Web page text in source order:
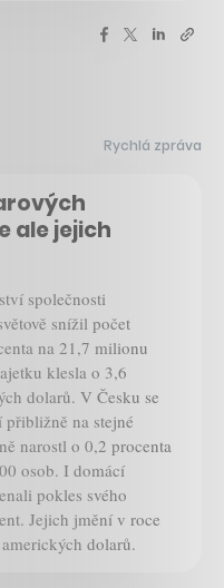
Rychlá zpráva
ale jejich
společnosti
snížil počet
na 21,7 milionu
klesla o 3,6
dolarů. V Česku se
na stejné
narostl o 0,2 procenta
osob. I domácí
pokles svého
Jejich jmění v roce
dolarů.